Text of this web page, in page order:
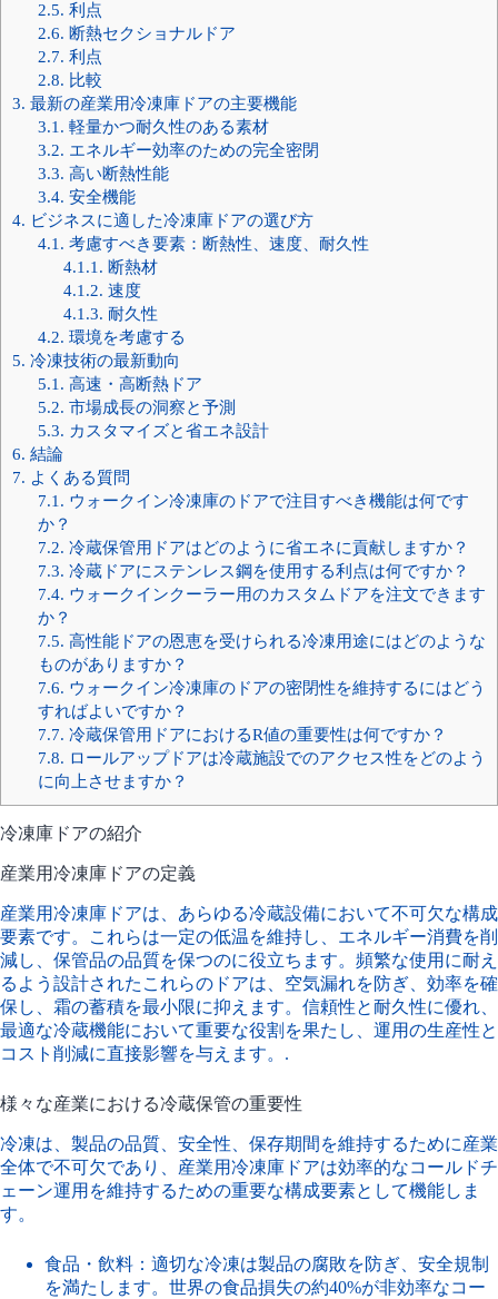
2.5. 利点
2.6. 断熱セクショナルドア
2.7. 利点
2.8. 比較
3. 最新の産業用冷凍庫ドアの主要機能
3.1. 軽量かつ耐久性のある素材
3.2. エネルギー効率のための完全密閉
3.3. 高い断熱性能
3.4. 安全機能
4. ビジネスに適した冷凍庫ドアの選び方
4.1. 考慮すべき要素：断熱性、速度、耐久性
4.1.1. 断熱材
4.1.2. 速度
4.1.3. 耐久性
4.2. 環境を考慮する
5. 冷凍技術の最新動向
5.1. 高速・高断熱ドア
5.2. 市場成長の洞察と予測
5.3. カスタマイズと省エネ設計
6. 結論
7. よくある質問
7.1. ウォークイン冷凍庫のドアで注目すべき機能は何です
か？
7.2. 冷蔵保管用ドアはどのように省エネに貢献しますか？
7.3. 冷蔵ドアにステンレス鋼を使用する利点は何ですか？
7.4. ウォークインクーラー用のカスタムドアを注文できます
か？
7.5. 高性能ドアの恩恵を受けられる冷凍用途にはどのような
ものがありますか？
7.6. ウォークイン冷凍庫のドアの密閉性を維持するにはどう
すればよいですか？
7.7. 冷蔵保管用ドアにおけるR値の重要性は何ですか？
7.8. ロールアップドアは冷蔵施設でのアクセス性をどのよう
に向上させますか？
冷凍庫ドアの紹介
産業用冷凍庫ドアの定義
産業用冷凍庫ドアは、あらゆる冷蔵設備において不可欠な構成
要素です。これらは一定の低温を維持し、エネルギー消費を削
減し、保管品の品質を保つのに役立ちます。頻繁な使用に耐え
るよう設計されたこれらのドアは、空気漏れを防ぎ、効率を確
保し、霜の蓄積を最小限に抑えます。信頼性と耐久性に優れ、
最適な冷蔵機能において重要な役割を果たし、運用の生産性と
コスト削減に直接影響を与えます。.
様々な産業における冷蔵保管の重要性
冷凍は、製品の品質、安全性、保存期間を維持するために産業
全体で不可欠であり、産業用冷凍庫ドアは効率的なコールドチ
ェーン運用を維持するための重要な構成要素として機能しま
す。
食品・飲料：適切な冷凍は製品の腐敗を防ぎ、安全規制
を満たします。世界の食品損失の約40%が非効率なコー